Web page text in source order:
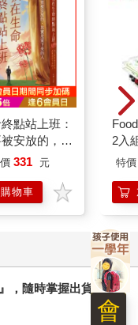
點站上班：
安放的，其
的人
331 元
物車
2入
特價
，隨時掌握出貨動
會